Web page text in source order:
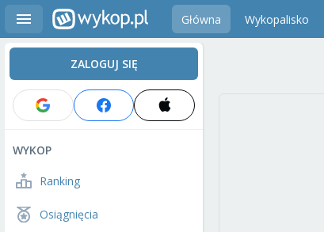
Główna Wykopalisko
ZALOGUJ SIĘ
WYKOP
Ranking
Osiągnięcia